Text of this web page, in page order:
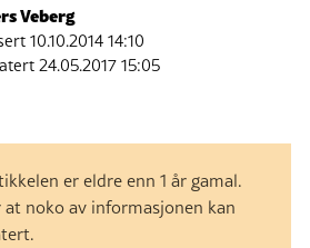
Veberg
10.10.2014 14:10
24.05.2017 15:05
er eldre enn 1 år gamal.
noko av informasjonen kan